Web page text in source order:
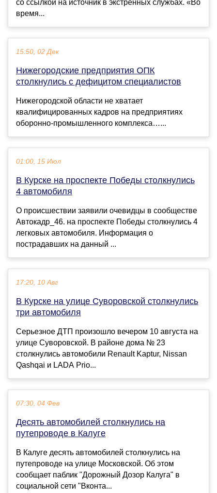
со ссылкой на источник в экстренных службах. «Во
время...
15:50, 02 Дек
Нижегородские предприятия ОПК
столкнулись с дефицитом специалистов
Нижегородской области не хватает
квалифицированных кадров на предприятиях
оборонно-промышленного комплекса…...
01:00, 15 Июл
В Курске на проспекте Победы столкнулись
4 автомобиля
О происшествии заявили очевидцы в сообществе
Автокадр_46. на проспекте Победы столкнулись 4
легковых автомобиля. Информация о
пострадавших на данный ...
17:20, 10 Авг
В Курске на улице Суворовской столкнулись
три автомобиля
Серьезное ДТП произошло вечером 10 августа на
улице Суворовской. В районе дома № 23
столкнулись автомобили Renault Kaptur, Nissan
Qashqai и LADA Prio...
07:30, 04 Фев
Десять автомобилей столкнулись на
путепроводе в Калуге
В Калуге десять автомобилей столкнулись на
путепроводе на улице Московской. Об этом
сообщает паблик "Дорожный Дозор Калуга" в
социальной сети "Вконта...